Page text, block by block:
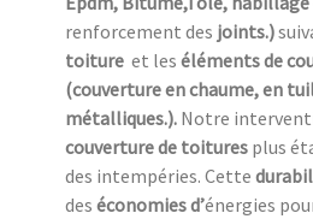
renforcement des joints.)
toiture et les éléments de
(couverture en chaume, en
métalliques.). Notre
couverture de toitures plus
des intempéries. Cette
des économies d’énergies